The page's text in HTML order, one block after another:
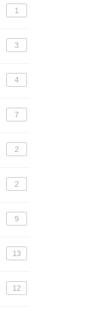
1
3
4
7
2
2
9
13
12